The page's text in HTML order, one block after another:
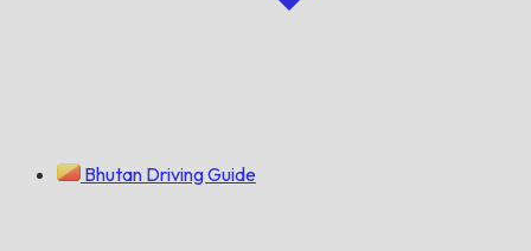
Bhutan Driving Guide